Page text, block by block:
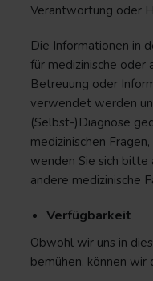
Verantwortung oder
Die Informationen in
für medizinische oder
Betreuung oder
verwendet werden
(Selbst-)Diagnose
medizinischen
wenden Sie sich bitte
andere medizinische
Verfügbarkeit
Obwohl wir uns in
bemühen, können wir